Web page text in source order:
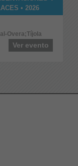
• 2026
Overa;Tíjola
Ver evento